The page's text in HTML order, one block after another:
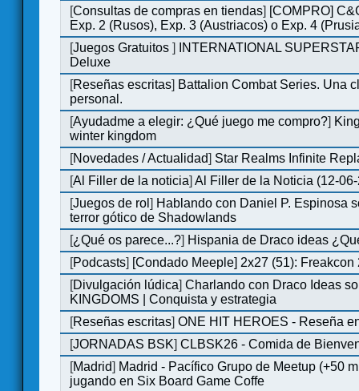
[Consultas de compras en tiendas] [COMPRO]
Exp. 2 (Rusos), Exp. 3 (Austriacos) o Exp. 4
[Juegos Gratuitos]
INTERNATIONAL
Deluxe
[Reseñas escritas] Battalion Combat Series. Una
personal.
[Ayudadme a elegir: ¿Qué juego me compro?]
winter kingdom
[Novedades / Actualidad] Star Realms Infinite
[Al Filler de la noticia]Al Filler de la Noticia (12-
[Juegos de rol] Hablando con Daniel P. Espinosa
terror gótico de Shadowlands
[¿Qué os parece...?] Hispania de Draco ideas
[Podcasts] [Condado Meeple] 2x27 (51): Freakcon
[Divulgación lúdica]Charlando con Draco Ideas
KINGDOMS | Conquista y estrategia
[Reseñas escritas]ONE HIT HEROES - Reseña
[JORNADAS BSK]CLBSK26 - Comida de
[Madrid] Madrid - Pacífico Grupo de Meetup (+50
jugando en Six Board Game Coffe